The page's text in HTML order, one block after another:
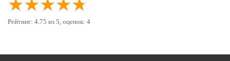
★★★★★
★★★★★
★★★★★
Рейтинг: 4.75 из 5, оценок: 4